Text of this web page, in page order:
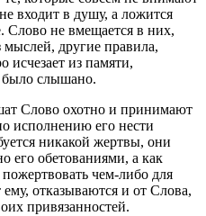
входит в душу, а ложится
Слово не вмещается в них,
другие правила,
исчезает из памяти,
было слышано.
Слово охотно и принимают
исполнению его нести
никакой жертвы, они
его обетованиями, а как
чем-либо для
отказываются и от Слова,
привязанностей.